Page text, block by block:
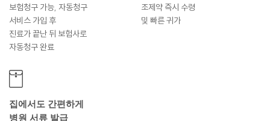
보험청구 가능, 자동청구
서비스 가입 후
진료가 끝난 뒤 보험사로
자동청구 완료
조제약 즉시 수령
및 빠른 귀가
집에서도 간편하게
병원 서류 발급